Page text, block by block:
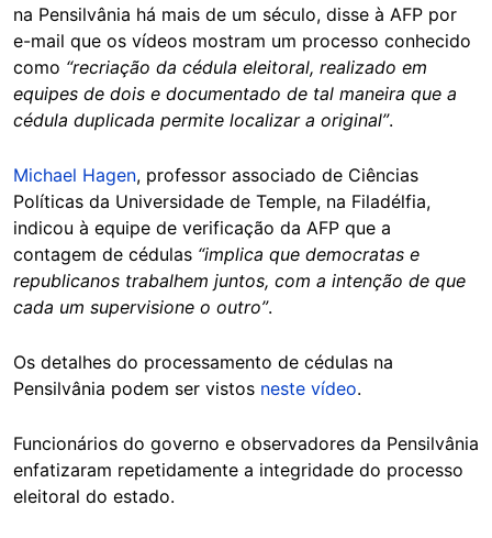
na Pensilvânia há mais de um século, disse à AFP por
e-mail que os vídeos mostram um processo conhecido
como “recriação da cédula eleitoral, realizado em
equipes de dois e documentado de tal maneira que a
cédula duplicada permite localizar a original”.
Michael Hagen, professor associado de Ciências
Políticas da Universidade de Temple, na Filadélfia,
indicou à equipe de verificação da AFP que a
contagem de cédulas “implica que democratas e
republicanos trabalhem juntos, com a intenção de que
cada um supervisione o outro”.
Os detalhes do processamento de cédulas na
Pensilvânia podem ser vistos neste vídeo.
Funcionários do governo e observadores da Pensilvânia
enfatizaram repetidamente a integridade do processo
eleitoral do estado.